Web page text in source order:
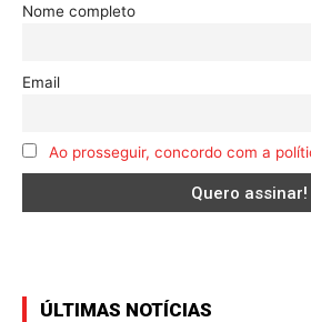
Nome completo
Email
Ao prosseguir, concordo com a
ÚLTIMAS NOTÍCIAS